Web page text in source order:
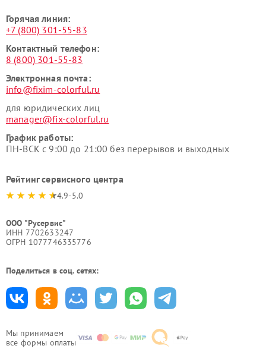
Мы принимаем
все формы оплаты
Горячая линия:
+7 (800) 301-55-83
Контактный телефон:
8 (800) 301-55-83
Электронная почта:
info@fixim-colorful.ru
для юридических лиц
manager@fix-colorful.ru
График работы:
ПН-ВСК с 9:00 до 21:00 без перерывов и выходных
Рейтинг сервисного центра
4.9-5.0
ООО "Русервис"
ИНН 7702633247
ОГРН 1077746335776
Поделиться в соц. сетях: